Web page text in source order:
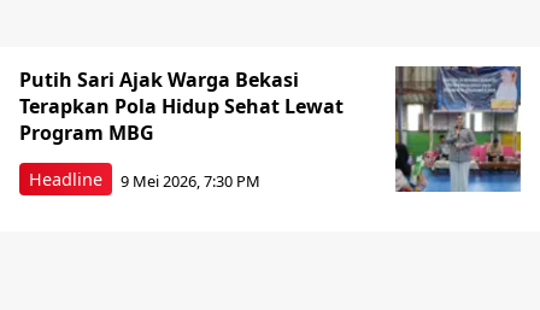
Headline
Putih Sari Ajak Warga Bekasi
Terapkan Pola Hidup Sehat Lewat
Program MBG
9 Mei 2026, 7:30 PM